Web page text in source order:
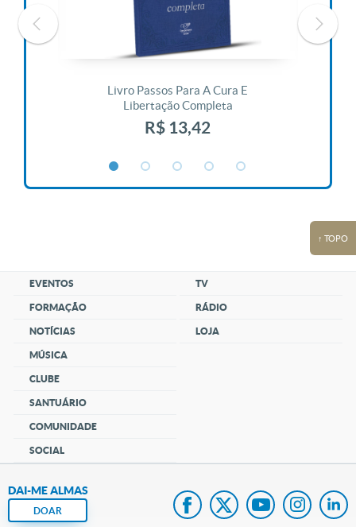
Livro Passos Para A Cura E
Libertação Completa
R$ 13,42
↑ TOPO
EVENTOS
FORMAÇÃO
NOTÍCIAS
MÚSICA
CLUBE
SANTUÁRIO
COMUNIDADE
SOCIAL
TV
RÁDIO
LOJA
DAI-ME ALMAS
DOAR